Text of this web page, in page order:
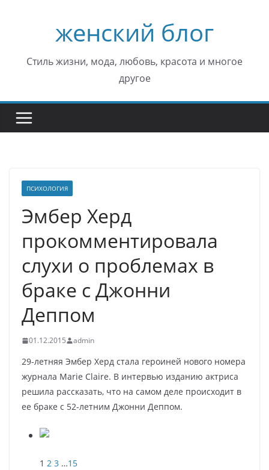
содержимомуженский блог
Стиль жизни, мода, любовь, красота и многое
другое
ПСИХОЛОГИЯ
Эмбер Херд
прокомментировала
слухи о проблемах в
браке с Джонни
Деппом
01.12.2015 admin
29-летняя Эмбер Херд стала героиней нового номера
журнала Marie Claire. В интервью изданию актриса
решила рассказать, что на самом деле происходит в
ее браке с 52-летним Джонни Деппом.
1 2 3 …15